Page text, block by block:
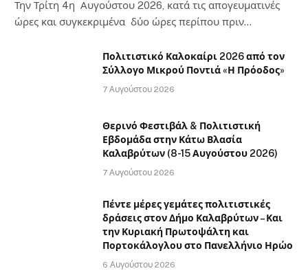
Την Τρίτη 4η Αυγούστου 2026, κατά τις απογευματινές
ώρες και συγκεκριμένα δύο ώρες περίπου πριν…
Πολιτιστικό Καλοκαίρι 2026 από τον
Σύλλογο Μικρού Ποντιά «Η Πρόοδος»
7 Αυγούστου 2026
Θερινό Φεστιβάλ & Πολιτιστική
Εβδομάδα στην Κάτω Βλασία
Καλαβρύτων (8-15 Αυγούστου 2026)
7 Αυγούστου 2026
Πέντε μέρες γεμάτες πολιτιστικές
δράσεις στον Δήμο Καλαβρύτων – Και
την Κυριακή Πρωτοψάλτη και
Πορτοκάλογλου στο Πανελλήνιο Ηρώο
6 Αυγούστου 2026